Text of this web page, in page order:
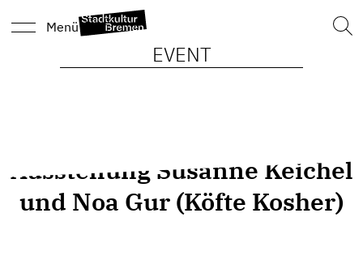
Menü
EVENT
Ausstellung Susanne Keichel
und Noa Gur (Köfte Kosher)